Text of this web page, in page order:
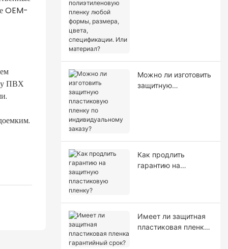
OEM-
ПВХ
Можно ли изготовить
защитную
Как продлить
гарантию на
Имеет ли защитная
пластиковая пленка